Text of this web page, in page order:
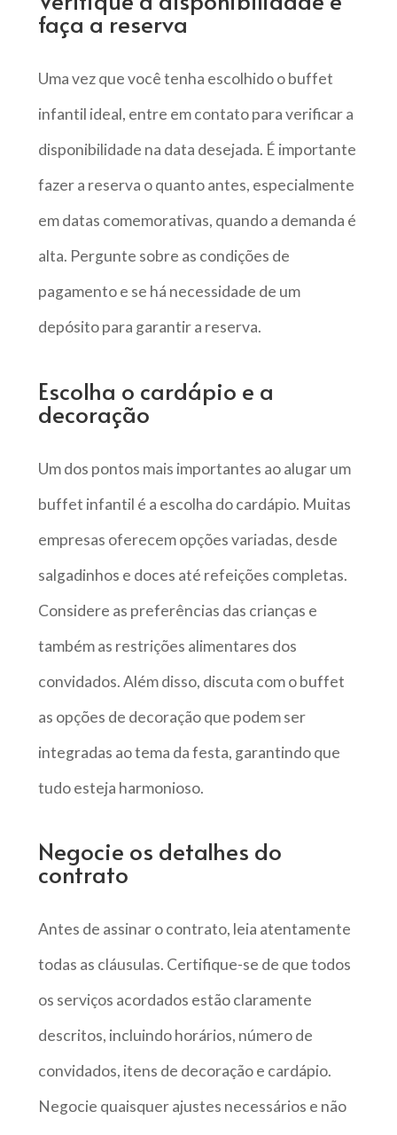
faça a reserva
Uma vez que você tenha escolhido o buffet
infantil ideal, entre em contato para verificar a
disponibilidade na data desejada. É importante
fazer a reserva o quanto antes, especialmente
em datas comemorativas, quando a demanda é
alta. Pergunte sobre as condições de
pagamento e se há necessidade de um
depósito para garantir a reserva.
Escolha o cardápio e a
decoração
Um dos pontos mais importantes ao alugar um
buffet infantil é a escolha do cardápio. Muitas
empresas oferecem opções variadas, desde
salgadinhos e doces até refeições completas.
Considere as preferências das crianças e
também as restrições alimentares dos
convidados. Além disso, discuta com o buffet
as opções de decoração que podem ser
integradas ao tema da festa, garantindo que
tudo esteja harmonioso.
Negocie os detalhes do
contrato
Antes de assinar o contrato, leia atentamente
todas as cláusulas. Certifique-se de que todos
os serviços acordados estão claramente
descritos, incluindo horários, número de
convidados, itens de decoração e cardápio.
Negocie quaisquer ajustes necessários e não